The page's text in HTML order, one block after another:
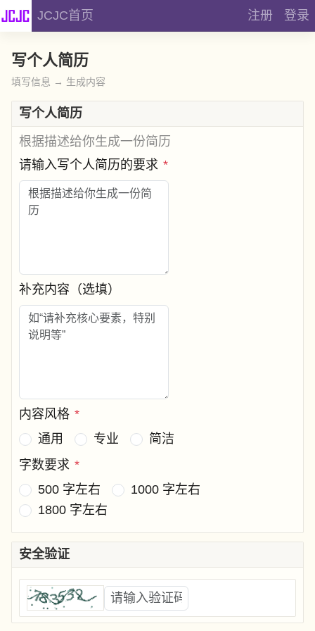
JCJC首页 注册 登录
写个人简历
填写信息 → 生成内容
写个人简历
根据描述给你生成一份简历
请输入写个人简历的要求 *
补充内容（选填）
内容风格 *
通用
专业
简洁
字数要求 *
500 字左右
1000 字左右
1800 字左右
安全验证